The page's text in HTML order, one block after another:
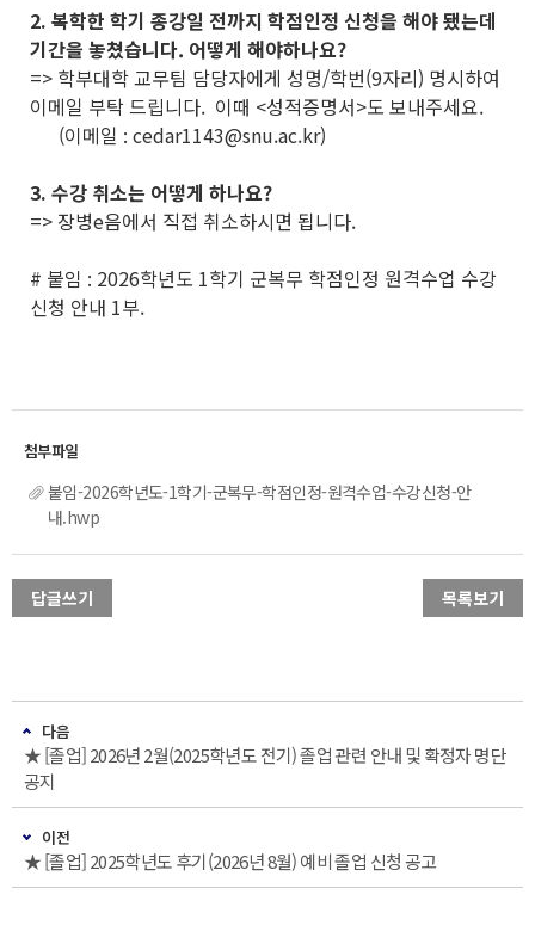
2. 복학한 학기 종강일 전까지 학점인정 신청을 해야 됐는데
기간을 놓쳤습니다. 어떻게 해야하나요?
=> 학부대학 교무팀 담당자에게 성명/학번(9자리) 명시하여
이메일 부탁 드립니다. 이때 <성적증명서>도 보내주세요.
(이메일 : cedar1143@snu.ac.kr)
3. 수강 취소는 어떻게 하나요?
=> 장병e음에서 직접 취소하시면 됩니다.
# 붙임 : 2026학년도 1학기 군복무 학점인정 원격수업 수강
신청 안내 1부.
붙임-2026학년도-1학기-군복무-학점인정-원격수업-수강신청-안
내.hwp
답글쓰기 목록보기
다음
★ [졸업] 2026년 2월(2025학년도 전기) 졸업 관련 안내 및 확정자 명단
공지
이전
★ [졸업] 2025학년도 후기(2026년 8월) 예비 졸업 신청 공고